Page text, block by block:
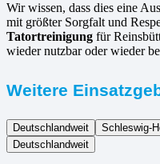
Wir wissen, dass dies eine
mit größter Sorgfalt und
Tatortreinigung für
wieder nutzbar oder wieder
Weitere
Deutschlandweit Schleswig-
Deutschlandweit